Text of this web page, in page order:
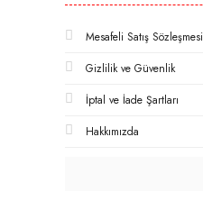
Mesafeli Satış Sözleşmesi
Gizlilik ve Güvenlik
İptal ve İade Şartları
Hakkımızda